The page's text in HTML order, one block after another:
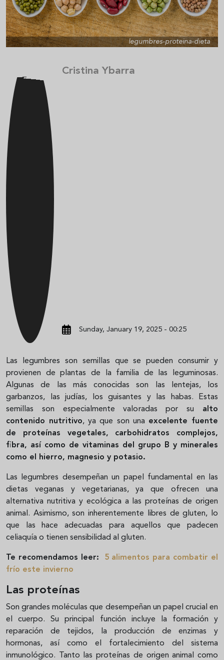
legumbres-proteina-dieta
Cristina Ybarra
Sunday, January 19, 2025 - 00:25
Las legumbres son semillas que se pueden consumir y
provienen de plantas de la familia de las leguminosas.
Algunas de las más conocidas son las lentejas, los
garbanzos, las judías, los guisantes y las habas. Estas
semillas son especialmente valoradas por su alto
contenido nutritivo, ya que son una excelente fuente
de proteínas vegetales, carbohidratos complejos,
fibra, así como de vitaminas del grupo B y minerales
como el hierro, magnesio y potasio.
Las legumbres desempeñan un papel fundamental en las
dietas veganas y vegetarianas, ya que ofrecen una
alternativa nutritiva y ecológica a las proteínas de origen
animal. Asimismo, son inherentemente libres de gluten, lo
que las hace adecuadas para aquellos que padecen
celiaquía o tienen sensibilidad al gluten.
Te recomendamos leer:
5 alimentos para combatir el
frío este invierno
Las proteínas
Son grandes moléculas que desempeñan un papel crucial en
el cuerpo. Su principal función incluye la formación y
reparación de tejidos, la producción de enzimas y
hormonas, así como el fortalecimiento del sistema
inmunológico. Tanto las proteínas de origen animal como